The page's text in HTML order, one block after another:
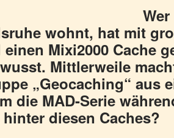
wohnt, hat mit
Mixi2000 Cache
Mittlerweile
„Geocaching“ aus
die MAD-Serie
diesen Caches?